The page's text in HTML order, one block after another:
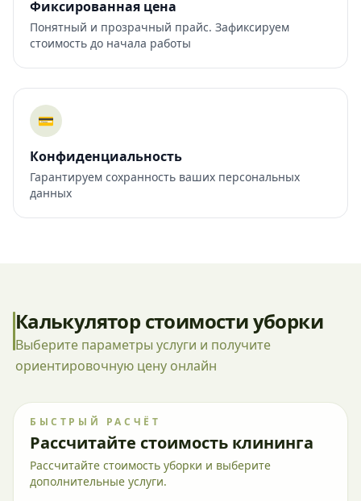
Фиксированная цена
Понятный и прозрачный прайс. Зафиксируем
стоимость до начала работы
💳
Конфиденциальность
Гарантируем сохранность ваших персональных
данных
Калькулятор стоимости уборки
Выберите параметры услуги и получите
ориентировочную цену онлайн
БЫСТРЫЙ РАСЧЁТ
Рассчитайте стоимость клининга
Рассчитайте стоимость уборки и выберите
дополнительные услуги.